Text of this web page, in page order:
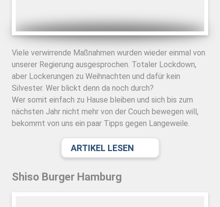
Viele verwirrende Maßnahmen wurden wieder einmal von
unserer Regierung ausgesprochen. Totaler Lockdown,
aber Lockerungen zu Weihnachten und dafür kein
Silvester. Wer blickt denn da noch durch?
Wer somit einfach zu Hause bleiben und sich bis zum
nächsten Jahr nicht mehr von der Couch bewegen will,
bekommt von uns ein paar Tipps gegen Langeweile.
ARTIKEL LESEN
Shiso Burger Hamburg